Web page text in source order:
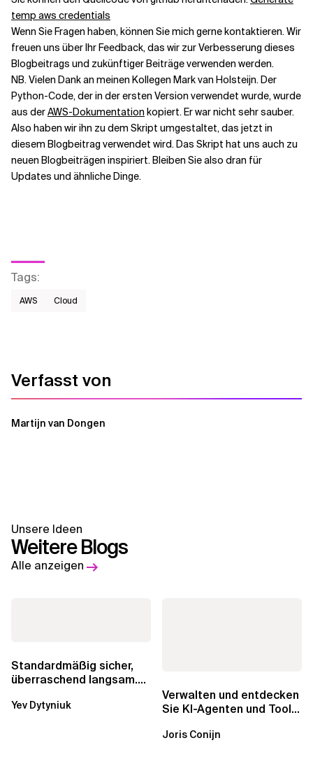
temp aws credentials
Wenn Sie Fragen haben, können Sie mich gerne kontaktieren. Wir
freuen uns über Ihr Feedback, das wir zur Verbesserung dieses
Blogbeitrags und zukünftiger Beiträge verwenden werden.
NB. Vielen Dank an meinen Kollegen Mark van Holsteijn. Der
Python-Code, der in der ersten Version verwendet wurde, wurde
aus derAWS-Dokumentation kopiert. Er war nicht sehr sauber.
Also haben wir ihn zu dem Skript umgestaltet, das jetzt in
diesem Blogbeitrag verwendet wird. Das Skript hat uns auch zu
neuen Blogbeiträgen inspiriert. Bleiben Sie also dran für
Updates und ähnliche Dinge.
Tags:
AWS​ Cloud
Verfasst von
Martijn van Dongen
Unsere Ideen
Weitere Blogs
Alle anzeigen
Standardmäßig sicher,
überraschend langsam.
über die RDS...
Yev Dytyniuk
Verwalten und entdecken
Sie KI-Agenten und Tools
AgentCore...
Joris Conijn